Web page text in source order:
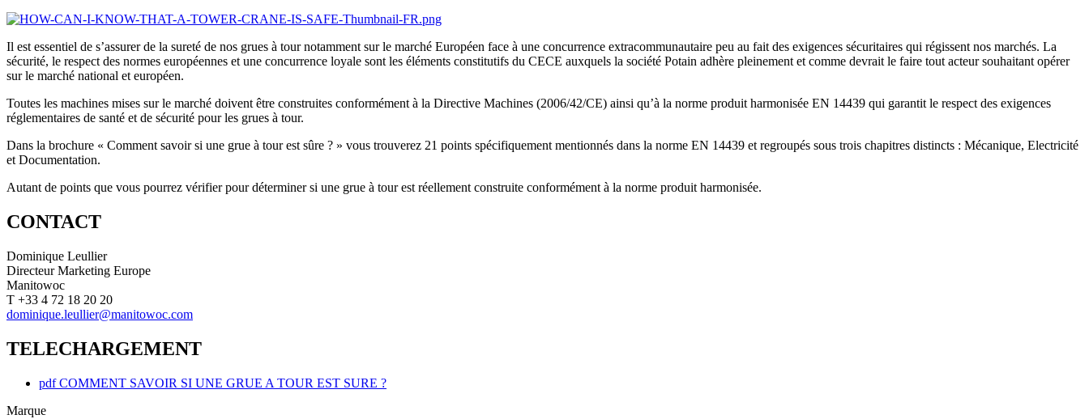
Il est essentiel de s’assurer de la sureté de nos grues à tour notamment sur le marché Européen face à une concurrence extracommunautaire peu au fait des exigences sécuritaires qui régissent nos marchés. La
sécurité, le respect des normes européennes et une concurrence loyale sont les éléments constitutifs du CECE auxquels la société Potain adhère pleinement et comme devrait le faire tout acteur souhaitant opérer
sur le marché national et européen.
Toutes les machines mises sur le marché doivent être construites conformément à la Directive Machines (2006/42/CE) ainsi qu’à la norme produit harmonisée EN 14439 qui garantit le respect des exigences
réglementaires de santé et de sécurité pour les grues à tour.
Dans la brochure « Comment savoir si une grue à tour est sûre ? » vous trouverez 21 points spécifiquement mentionnés dans la norme EN 14439 et regroupés sous trois chapitres distincts : Mécanique, Electricité
et Documentation.
Autant de points que vous pourrez vérifier pour déterminer si une grue à tour est réellement construite conformément à la norme produit harmonisée.
CONTACT
Dominique Leullier
Directeur Marketing Europe
Manitowoc
T +33 4 72 18 20 20
dominique.leullier@manitowoc.com
TELECHARGEMENT
pdfCOMMENT SAVOIR SI UNE GRUE A TOUR EST SURE ?
Marque